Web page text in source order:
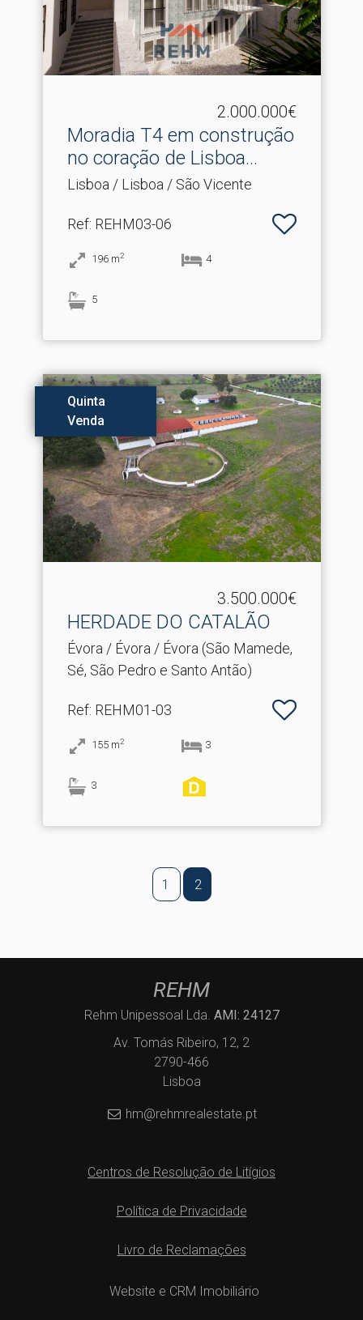
2.000.000€
Moradia T4 em construção
no coração de Lisboa.​..
Lisboa / Lisboa / São Vicente
Ref: REHM03-06
196 m2 4
5
Quinta
Venda
3.500.000€
HERDADE DO CATALÃO
Évora / Évora / Évora (São Mamede,
Sé, São Pedro e Santo Antão)
Ref: REHM01-03
155 m2 3
3
1 2
REHM
Rehm Unipessoal Lda. AMI: 24127
Av. Tomás Ribeiro, 12, 2
2790-466
Lisboa
hm@rehmrealestate.pt
Centros de Resolução de Litígios
Política de Privacidade
Livro de Reclamações
Website e CRM Imobiliário